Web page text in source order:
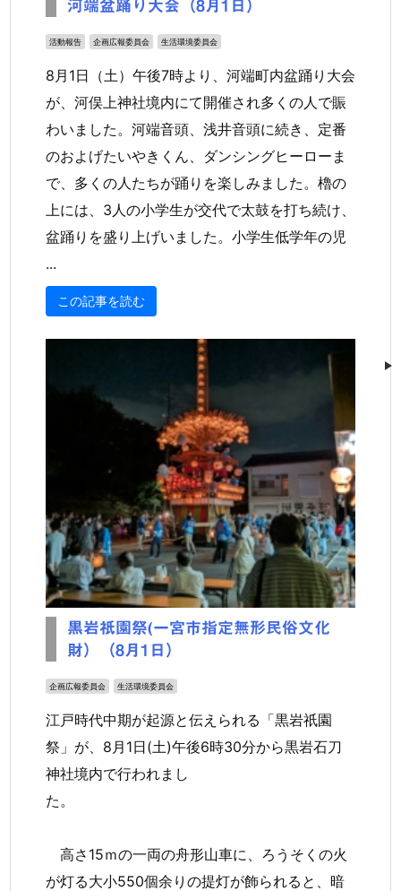
河端盆踊り大会（8月1日）
活動報告 企画広報委員会 生活環境委員会
8月1日（土）午後7時より、河端町内盆踊り大会
が、河俣上神社境内にて開催され多くの人で賑
わいました。河端音頭、浅井音頭に続き、定番
のおよげたいやきくん、ダンシングヒーローま
で、多くの人たちが踊りを楽しみました。櫓の
上には、3人の小学生が交代で太鼓を打ち続け、
盆踊りを盛り上げいました。小学生低学年の児
...
この記事を読む
黒岩祇園祭(一宮市指定無形民俗文化
財）（8月1日）
企画広報委員会 生活環境委員会
江戸時代中期が起源と伝えられる「黒岩祇園
祭」が、8月1日(土)午後6時30分から黒岩石刀
神社境内で行われまし
た。
高さ15ｍの一両の舟形山車に、ろうそくの火
が灯る大小550個余りの提灯が飾られると、暗